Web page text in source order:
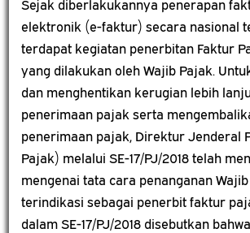
Sejak diberlakukannya penerapan
elektronik (e-faktur) secara nasional
terdapat kegiatan penerbitan Faktur
yang dilakukan oleh Wajib Pajak.
dan menghentikan kerugian lebih
penerimaan pajak serta
penerimaan pajak, Direktur Jenderal
Pajak) melalui SE-17/PJ/2018 telah
mengenai tata cara penanganan
terindikasi sebagai penerbit faktur
dalam SE-17/PJ/2018 disebutkan